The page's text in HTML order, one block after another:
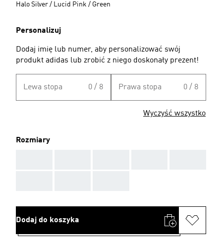
Halo Silver / Lucid Pink / Green
Personalizuj
Dodaj imię lub numer, aby personalizować swój
produkt adidas lub zrobić z niego doskonały prezent!
Lewa stopa 0 / 8 Prawa stopa 0 / 8
Wyczyść wszystko
Rozmiary
Dodaj do koszyka